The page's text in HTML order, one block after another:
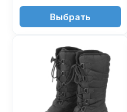
7'350 ₽Выбрать